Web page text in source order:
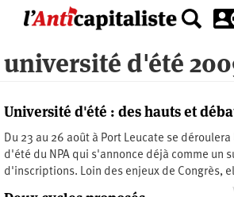
principal
université d'été
Université d'été : des hauts et
Du 23 au 26 août à Port Leucate se
d'été du NPA qui s'annonce déjà comme un
d'inscriptions. Loin des enjeux de Congrès,